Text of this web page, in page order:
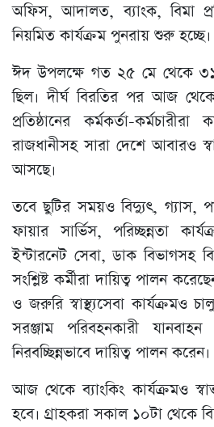
অফিস, আদালত, ব্যাংক, বিমা
নিয়মিত কার্যক্রম পুনরায় শুরু হচ্ছে।
ঈদ উপলক্ষে গত ২৫ মে থেকে ৩১
ছিল। দীর্ঘ বিরতির পর আজ
প্রতিষ্ঠানের কর্মকর্তা-
রাজধানীসহ সারা দেশে আবারও
আসছে।
তবে ছুটির সময়ও বিদ্যুৎ, গ্যাস,
ফায়ার সার্ভিস, পরিচ্ছন্নতা
ইন্টারনেট সেবা, ডাক বিভাগসহ
সংশ্লিষ্ট কর্মীরা দায়িত্ব পালন
ও জরুরি স্বাস্থ্যসেবা কার্যক্রমও
সরঞ্জাম পরিবহনকারী যানবাহন
নিরবচ্ছিন্নভাবে দায়িত্ব পালন করেন।
আজ থেকে ব্যাংকিং কার্যক্রমও
হবে। গ্রাহকরা সকাল ১০টা থেকে